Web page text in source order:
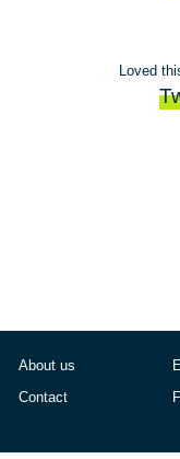
Loved
About us
Contact